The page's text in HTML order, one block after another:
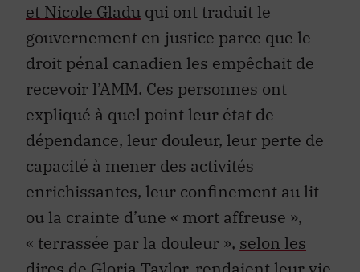
et Nicole Gladu qui ont traduit le
gouvernement en justice parce que le
droit pénal canadien les empêchait de
recevoir l’AMM. Ces personnes ont
expliqué à quel point leur état de
dépendance, leur douleur, leur perte de
capacité à mener des activités
enrichissantes, leur confinement au lit
ou la crainte d’une « mort affreuse »,
« terrassée par la douleur », selon les